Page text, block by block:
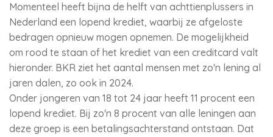
Momenteel heeft bijna de helft van achttienplussers in
Nederland een lopend krediet, waarbij ze afgeloste
bedragen opnieuw mogen opnemen. De mogelijkheid
om rood te staan of het krediet van een creditcard valt
hieronder. BKR ziet het aantal mensen met zo'n lening al
jaren dalen, zo ook in 2024.
Onder jongeren van 18 tot 24 jaar heeft 11 procent een
lopend krediet. Bij zo'n 8 procent van alle leningen aan
deze groep is een betalingsachterstand ontstaan. Dat